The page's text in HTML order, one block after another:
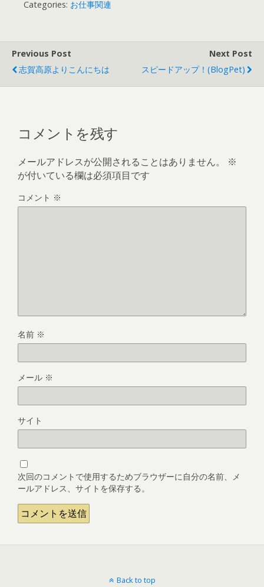
Categories: お仕事関連
Previous Post
志賀高原よりこんにちは
Next Post
スピードアップ！(BlogPet)
コメントを残す
メールアドレスが公開されることはありません。
※
が付いている欄は必須項目です
コメント ※
名前 ※
メール ※
サイト
次回のコメントで使用するためブラウザーに自分の名前、メ
ールアドレス、サイトを保存する。
Back to top